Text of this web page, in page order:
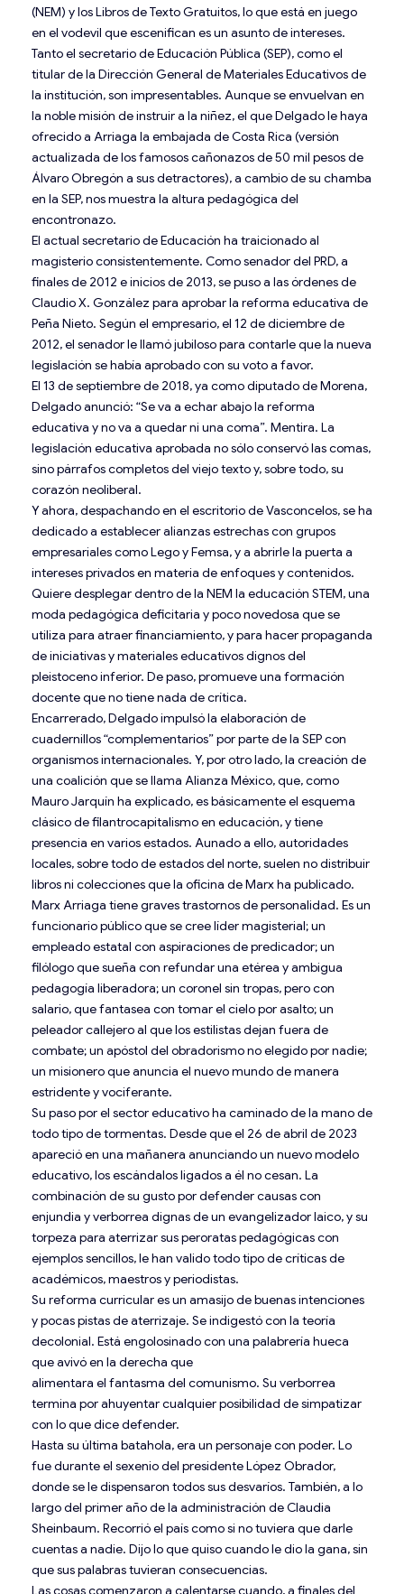
(NEM) y los Libros de Texto Gratuitos, lo que está en juego
en el vodevil que escenifican es un asunto de intereses.
Tanto el secretario de Educación Pública (SEP), como el
titular de la Dirección General de Materiales Educativos de
la institución, son impresentables. Aunque se envuelvan en
la noble misión de instruir a la niñez, el que Delgado le haya
ofrecido a Arriaga la embajada de Costa Rica (versión
actualizada de los famosos cañonazos de 50 mil pesos de
Álvaro Obregón a sus detractores), a cambio de su chamba
en la SEP, nos muestra la altura pedagógica del
encontronazo.
El actual secretario de Educación ha traicionado al
magisterio consistentemente. Como senador del PRD, a
finales de 2012 e inicios de 2013, se puso a las órdenes de
Claudio X. González para aprobar la reforma educativa de
Peña Nieto. Según el empresario, el 12 de diciembre de
2012, el senador le llamó jubiloso para contarle que la nueva
legislación se había aprobado con su voto a favor.
El 13 de septiembre de 2018, ya como diputado de Morena,
Delgado anunció: “Se va a echar abajo la reforma
educativa y no va a quedar ni una coma”. Mentira. La
legislación educativa aprobada no sólo conservó las comas,
sino párrafos completos del viejo texto y, sobre todo, su
corazón neoliberal.
Y ahora, despachando en el escritorio de Vasconcelos, se ha
dedicado a establecer alianzas estrechas con grupos
empresariales como Lego y Femsa, y a abrirle la puerta a
intereses privados en materia de enfoques y contenidos.
Quiere desplegar dentro de la NEM la educación STEM, una
moda pedagógica deficitaria y poco novedosa que se
utiliza para atraer financiamiento, y para hacer propaganda
de iniciativas y materiales educativos dignos del
pleistoceno inferior. De paso, promueve una formación
docente que no tiene nada de crítica.
Encarrerado, Delgado impulsó la elaboración de
cuadernillos “complementarios” por parte de la SEP con
organismos internacionales. Y, por otro lado, la creación de
una coalición que se llama Alianza México, que, como
Mauro Jarquín ha explicado, es básicamente el esquema
clásico de filantrocapitalismo en educación, y tiene
presencia en varios estados. Aunado a ello, autoridades
locales, sobre todo de estados del norte, suelen no distribuir
libros ni colecciones que la oficina de Marx ha publicado.
Marx Arriaga tiene graves trastornos de personalidad. Es un
funcionario público que se cree líder magisterial; un
empleado estatal con aspiraciones de predicador; un
filólogo que sueña con refundar una etérea y ambigua
pedagogía liberadora; un coronel sin tropas, pero con
salario, que fantasea con tomar el cielo por asalto; un
peleador callejero al que los estilistas dejan fuera de
combate; un apóstol del obradorismo no elegido por nadie;
un misionero que anuncia el nuevo mundo de manera
estridente y vociferante.
Su paso por el sector educativo ha caminado de la mano de
todo tipo de tormentas. Desde que el 26 de abril de 2023
apareció en una mañanera anunciando un nuevo modelo
educativo, los escándalos ligados a él no cesan. La
combinación de su gusto por defender causas con
enjundia y verborrea dignas de un evangelizador laico, y su
torpeza para aterrizar sus peroratas pedagógicas con
ejemplos sencillos, le han valido todo tipo de críticas de
académicos, maestros y periodistas.
Su reforma curricular es un amasijo de buenas intenciones
y pocas pistas de aterrizaje. Se indigestó con la teoría
decolonial. Está engolosinado con una palabrería hueca
que avivó en la derecha que
alimentara el fantasma del comunismo. Su verborrea
termina por ahuyentar cualquier posibilidad de simpatizar
con lo que dice defender.
Hasta su última batahola, era un personaje con poder. Lo
fue durante el sexenio del presidente López Obrador,
donde se le dispensaron todos sus desvaríos. También, a lo
largo del primer año de la administración de Claudia
Sheinbaum. Recorrió el país como si no tuviera que darle
cuentas a nadie. Dijo lo que quiso cuando le dio la gana, sin
que sus palabras tuvieran consecuencias.
Las cosas comenzaron a calentarse cuando, a finales del